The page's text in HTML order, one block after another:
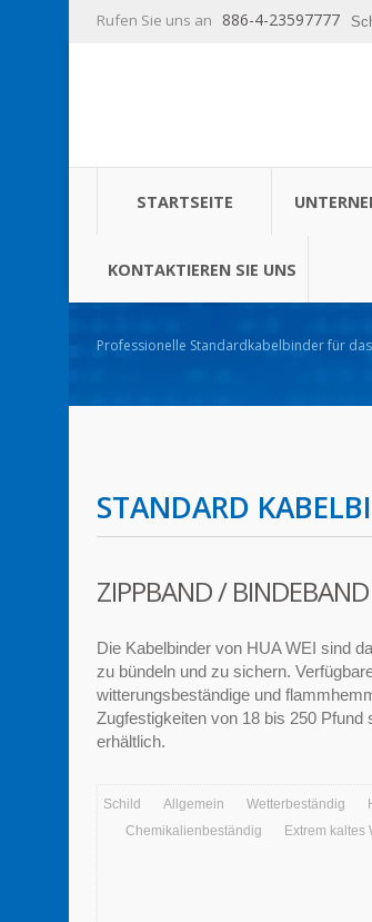
Rufen Sie uns an 886-4-23597777
STARTSEITE
KONTAKTIEREN SIE UNS
Professionelle Standardkabelbinder für
STANDARD
ZIPPBAND /
Die Kabelbinder von HUA WEI sind
zu bündeln und zu sichern.
witterungsbeständige und
Zugfestigkeiten von 18 bis 250
erhältlich.
Schild Allgemein Wetterbeständig
Chemikalienbeständig
Extrem kaltes